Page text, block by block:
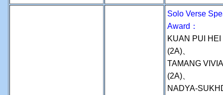
Solo Verse
Award：
KUAN PUI
(2A)、
TAMANG
(2A)、
NADYA-